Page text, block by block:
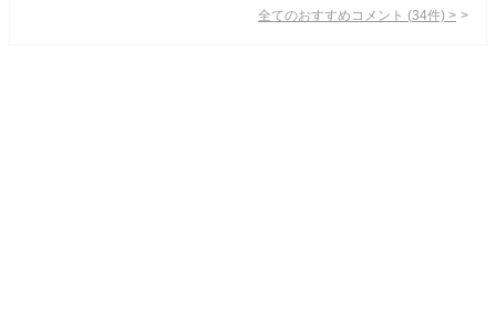
全てのおすすめコメント (34件) >